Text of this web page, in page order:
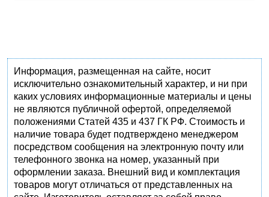
Информация, размещенная на сайте, носит
исключительно ознакомительный характер, и ни при
каких условиях информационные материалы и цены
не являются публичной офертой, определяемой
положениями Статей 435 и 437 ГК РФ. Стоимость и
наличие товара будет подтверждено менеджером
посредством сообщения на электронную почту или
телефонного звонка на номер, указанный при
оформлении заказа. Внешний вид и комплектация
товаров могут отличаться от представленных на